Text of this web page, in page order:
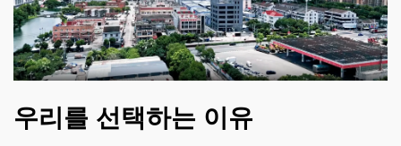
우리를 선택하는 이유